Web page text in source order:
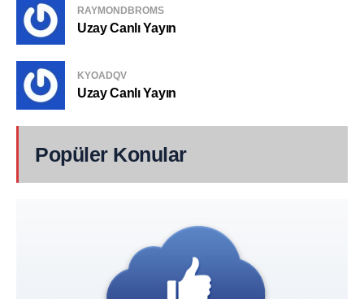
RAYMONDBROMS
Uzay Canlı Yayın
KYOADQV
Uzay Canlı Yayın
Popüler Konular